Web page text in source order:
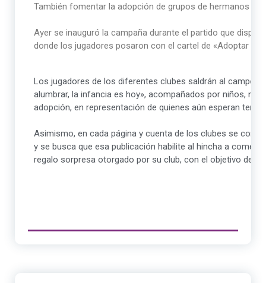
También fomentar la adopción de grupos de hermanos y
Ayer se inauguró la campaña durante el partido que
donde los jugadores posaron con el cartel de «Adoptar es
Los jugadores de los diferentes clubes saldrán al campo
alumbrar, la infancia es hoy», acompañados por niños,
adopción, en representación de quienes aún esperan tener
Asimismo, en cada página y cuenta de los clubes se
y se busca que esa publicación habilite al hincha a
regalo sorpresa otorgado por su club, con el objetivo de